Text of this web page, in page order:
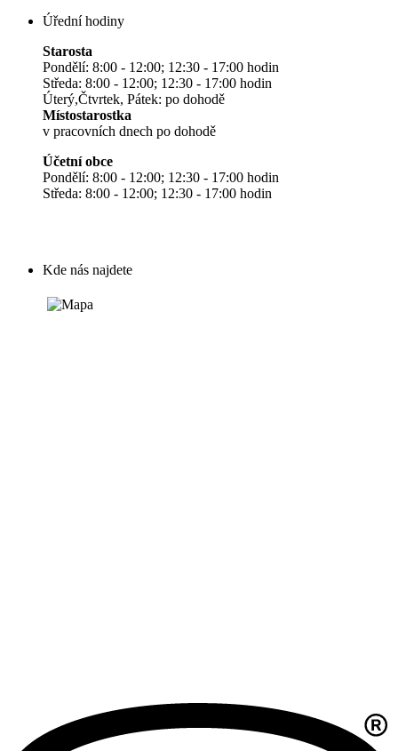
Úřední hodiny
Starosta
Pondělí: 8:00 - 12:00; 12:30 - 17:00 hodin
Středa: 8:00 - 12:00; 12:30 - 17:00 hodin
Úterý,Čtvrtek, Pátek: po dohodě
Místostarostka
v pracovních dnech po dohodě
Účetní obce
Pondělí: 8:00 - 12:00; 12:30 - 17:00 hodin
Středa: 8:00 - 12:00; 12:30 - 17:00 hodin
Kde nás najdete